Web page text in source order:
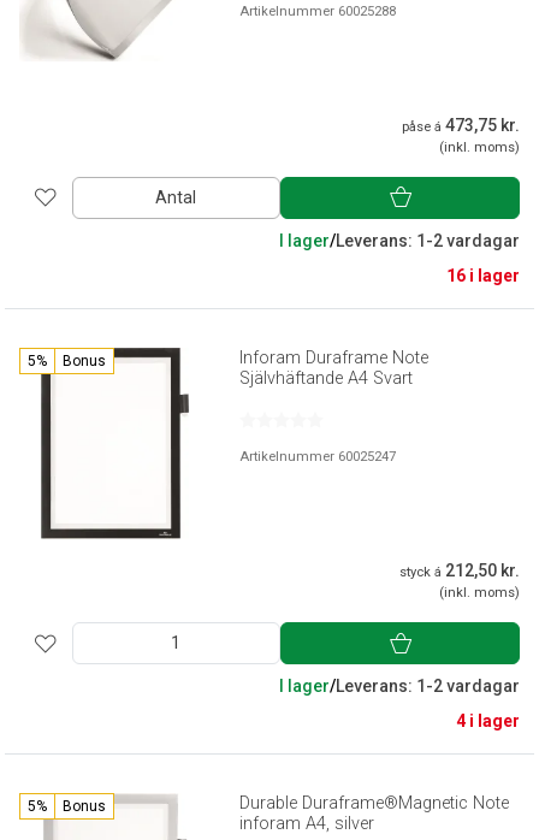
Artikelnummer 60025288
påse á 473,75 kr.
(inkl. moms)
Antal
I lager/Leverans: 1-2 vardagar
16 i lager
5% Bonus
Inforam Duraframe Note
Självhäftande A4 Svart
Artikelnummer 60025247
styck á 212,50 kr.
(inkl. moms)
I lager/Leverans: 1-2 vardagar
4 i lager
5% Bonus
Durable Duraframe®Magnetic Note
inforam A4, silver